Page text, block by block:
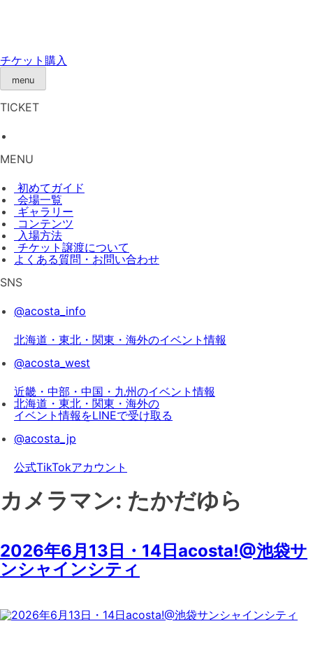
チケット購入
menu
TICKET
MENU
初めてガイド
会場一覧
ギャラリー
コンテンツ
入場方法
チケット譲渡について
よくある質問・お問い合わせ
SNS
@acosta_info
北海道・東北・関東・海外のイベント情報
@acosta_west
近畿・中部・中国・九州のイベント情報
北海道・東北・関東・海外の
イベント情報をLINEで受け取る
@acosta_jp
公式TikTokアカウント
カメラマン: たかだゆら
2026年6月13日・14日acosta!@池袋サ
ンシャインシティ